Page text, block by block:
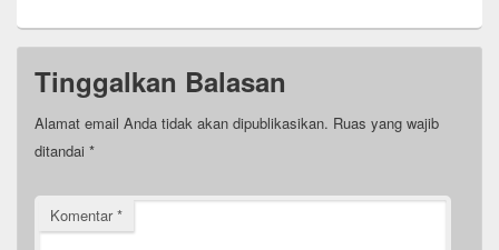
c
e
b
o
o
k
tt
er
ar
e
Tinggalkan Balasan
Alamat email Anda tidak akan dipublikasikan. Ruas yang wajib
ditandai *
Komentar*